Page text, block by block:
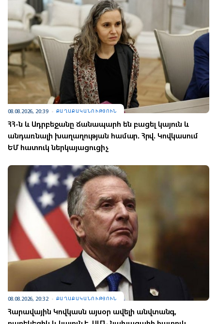
08.08.2026, 20:39 ՔԱՂԱՔԱԿԱՆՈՒԹՅՈՒՆ
ՀՀ-ն և Ադրբեջանը ճանապարհ են բացել կայուն և
անդառնալի խաղաղության համար. Հրվ. Կովկասում
ԵՄ հատուկ ներկայացուցիչ
08.08.2026, 20:32 ՔԱՂԱՔԱԿԱՆՈՒԹՅՈՒՆ
Հարավային Կովկասն այսօր ավելի անվտանգ,